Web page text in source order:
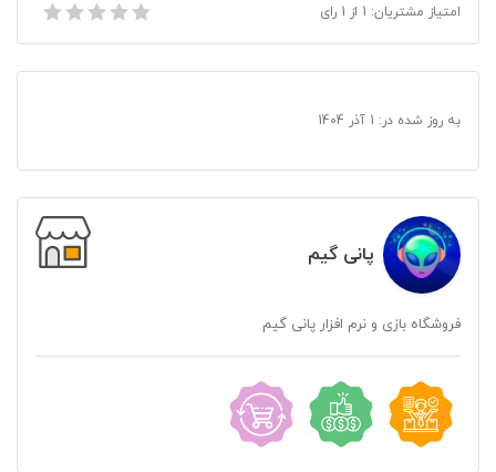
بازی Doom 3 مخصوص XBOX 360
امتیاز مشتریان: 1 از 1 رای
به روز شده در: 1 آذر 1404
پانی گیم
فروشگاه بازی و نرم افزار پانی گیم